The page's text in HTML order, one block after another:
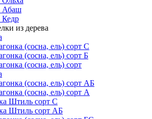
Абаш
из дерева
(сосна, ель) сорт С
(сосна, ель) сорт Б
(сосна, ель) сорт
(сосна, ель) сорт АБ
(сосна, ель) сорт А
Штиль сорт С
Штиль сорт АБ